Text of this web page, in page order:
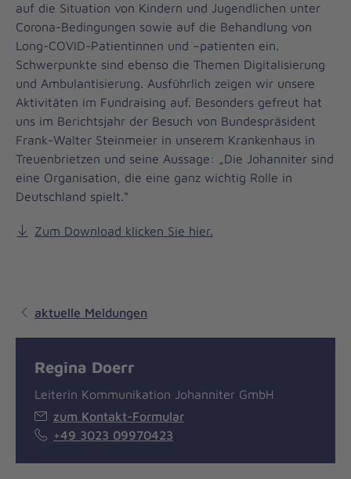
auf die Situation von Kindern und Jugendlichen unter
Corona-Bedingungen sowie auf die Behandlung von
Long-COVID-Patientinnen und –patienten ein.
Schwerpunkte sind ebenso die Themen Digitalisierung
und Ambulantisierung. Ausführlich zeigen wir unsere
Aktivitäten im Fundraising auf. Besonders gefreut hat
uns im Berichtsjahr der Besuch von Bundespräsident
Frank-Walter Steinmeier in unserem Krankenhaus in
Treuenbrietzen und seine Aussage: „Die Johanniter sind
eine Organisation, die eine ganz wichtig Rolle in
Deutschland spielt.“
Zum Download klicken Sie hier.
aktuelle Meldungen
Regina Doerr
Leiterin Kommunikation Johanniter GmbH
zum Kontakt-Formular
+49 3023 09970423